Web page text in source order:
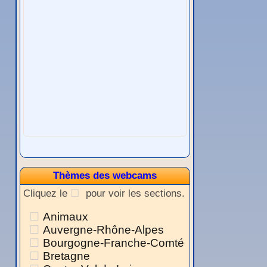
Thèmes des webcams
Cliquez le
pour voir les sections.
Animaux
Auvergne-Rhône-Alpes
Bourgogne-Franche-Comté
Bretagne